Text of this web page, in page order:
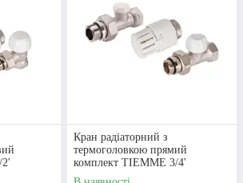
для підключення
HONEYWELL
Кран радіаторний з
термоголовкою прямий
комплект TIEMME 3/4'